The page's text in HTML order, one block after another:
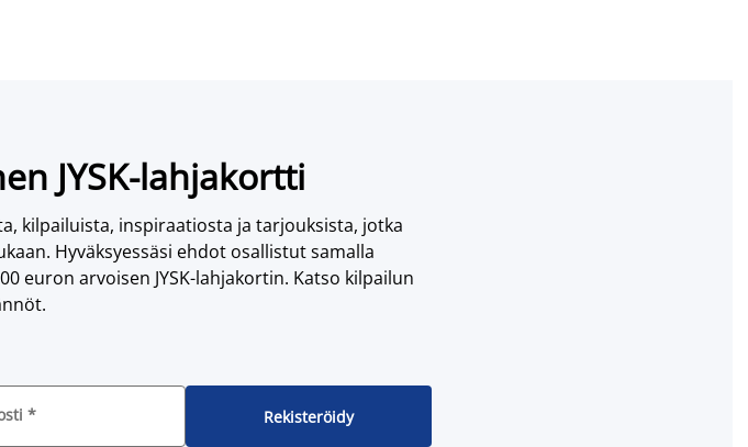
JYSK-lahjakortti
kilpailuista, inspiraatiosta ja tarjouksista, jotka
Hyväksyessäsi ehdot osallistut samalla
euron arvoisen JYSK-lahjakortin. Katso kilpailun
* Rekisteröidy